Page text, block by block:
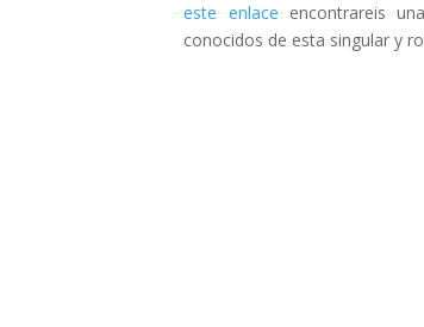
este enlace encontrareis
conocidos de esta singular y